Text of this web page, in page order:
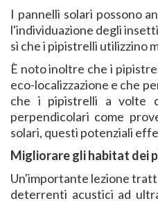
I pannelli solari possono
l'individuazione degli
sì che i pipistrelli utilizzino
È noto inoltre che i
eco-localizzazione e che
che i pipistrelli a volte
perpendicolari come
solari, questi potenziali
Migliorare gli habitat dei
Un'importante lezione
deterrenti acustici ad